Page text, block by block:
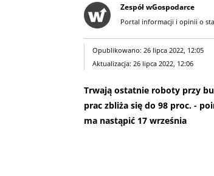
Zespół wGospodarce
Portal informacji i opinii o
Opublikowano: 26 lipca 2022, 12:05
Aktualizacja: 26 lipca 2022, 12:06
Trwają ostatnie roboty przy
prac zbliża się do 98 proc. -
ma nastąpić 17 września